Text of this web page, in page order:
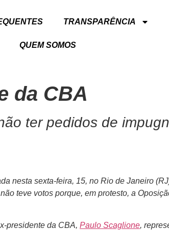
TRANSPARÊNCIA
QUEM SOMOS
da CBA
ter pedidos de
nesta sexta-feira, 15, no Rio de Janeiro
teve votos porque, em protesto, a
presidente da CBA, Paulo Scaglione,